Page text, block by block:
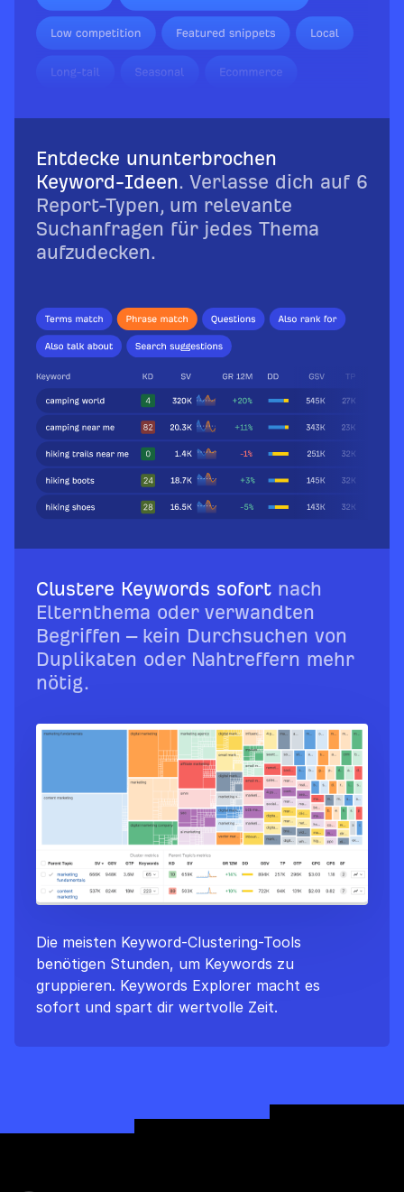
Entdecke ununterbrochen
Keyword-Ideen. Verlasse dich auf 6
Report-Typen, um relevante
Suchanfragen für jedes Thema
aufzudecken.
Clustere Keywords sofort nach
Elternthema oder verwandten
Begriffen – kein Durchsuchen von
Duplikaten oder Nahtreffern mehr
nötig.
Die meisten Keyword-Clustering-Tools
benötigen Stunden, um Keywords zu
gruppieren. Keywords Explorer macht es
sofort und spart dir wertvolle Zeit.